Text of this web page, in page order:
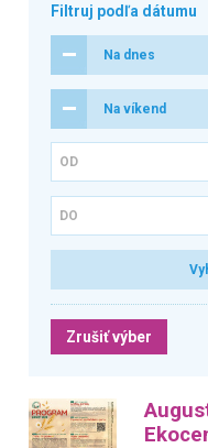
Filtruj podľa dátumu
Na dnes
Na víkend
Zrušiť výber